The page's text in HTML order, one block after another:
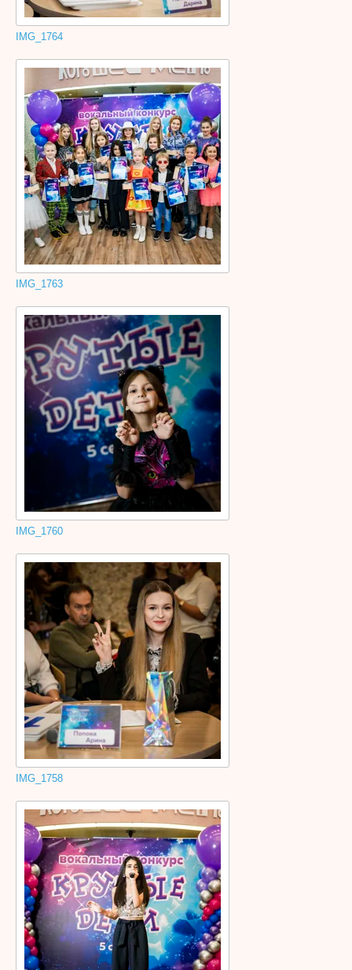
IMG_1764
IMG_1763
IMG_1760
IMG_1758